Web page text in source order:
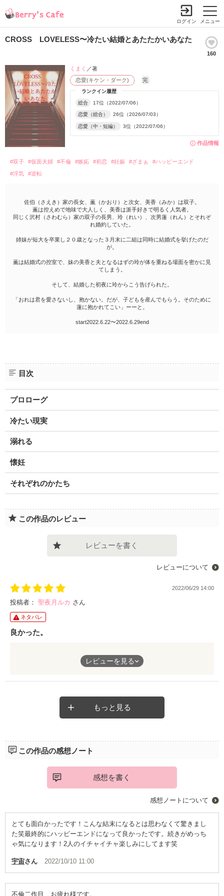
メニュー
ログイン
CROSS LOVELESS〜冷たい結婚とあたたかいあなた
160
作品情報
ランクイン履歴
総合 17位（2022/07/06）
恋愛（総合） 26位（2026/07/03）
恋愛（中・短編） 3位（2022/07/06）
恋愛(キケン・ダーク) 完
くまく ／著
#双子 #仮面夫婦 #不倫 #嫉妬 #初恋 #妊娠 #ざまぁ
#ハッピーエンド
#浮気
#逆転
佐伯（さえき）家の長女、薫（かおり）と次女、美香（みか）は双子。
薫は控えめで地味で大人しく、美香は派手好きで明るく人気者。
同じく沢村（さわむら）家の双子の長男、玲（れい）、次男蓮（れん）とそれぞ
れ婚約していた。
姉妹が短大を卒業し２０歳となった３月末に二組は同時に結婚式を挙げたのだ
が。
薫は結婚式の控室で、妹の美香と夫となるはずの玲が体を重ねる場面を密かに見
てしまう。
そして、結婚した初夜に玲からこう告げられた。
「おれは君を愛さないし、抱かない。だが、子どもを産んでもらう。そのために
蓮に抱かれてこい」ーーと。
start2022.6.22〜2022.6.29end
目次
プロローグ
冷たい現実
溺れる
懐妊
それぞれのかたち
この作品のレビュー
レビューを書く
レビューについて
2022/06/29 14:00
投稿者： 聖夜月ルカ さん
ネタバレ
良かった。
最初はどうなることかと思った結婚でしたが、悪い奴らは罰せら
れ、良い人達は報われて、本当にほっとしました。
お疲れ様でした。
蓮と美香の行く末が、なぜだかちょっと気になります。😅
レビューを見る
もっと見る
この作品の感想ノート
感想を書く
感想ノートについて
とても面白かったです！こんな結末になるとは思わなくて驚きまし
た笑最終的にハッピーエンドになって良かったです。続きがめっち
ゃ気になります！2人のイチャイチャ楽しみにしてます笑
宇宙さん 2022/10/10 11:00
不倫二作目、お疲れ様です。